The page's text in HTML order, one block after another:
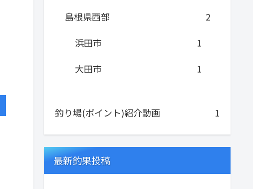
島根県西部
2
浜田市
1
大田市
1
釣り場(ポイント)紹介動画 1
最新釣果投稿